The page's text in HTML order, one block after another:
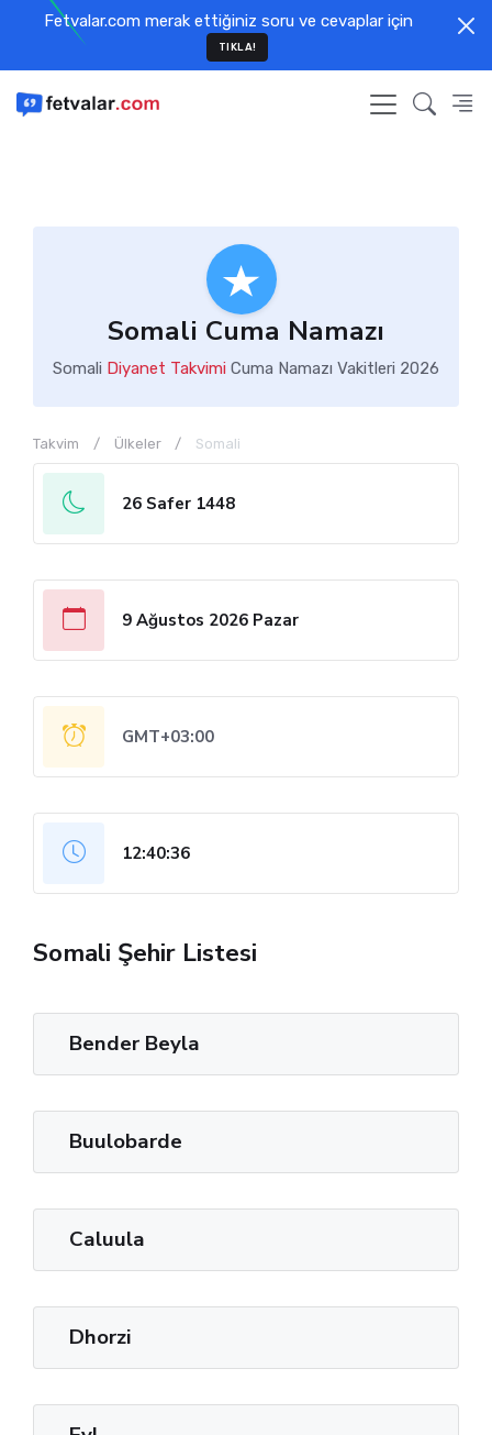
Fetvalar.com merak ettiğiniz soru ve cevaplar için
TIKLA!
Somali Cuma Namazı
Somali Diyanet Takvimi Cuma Namazı Vakitleri 2026
Takvim Ülkeler Somali
26 Safer 1448
9 Ağustos 2026 Pazar
GMT+03:00
12:40:36
Somali Şehir Listesi
Bender Beyla
Buulobarde
Caluula
Dhorzi